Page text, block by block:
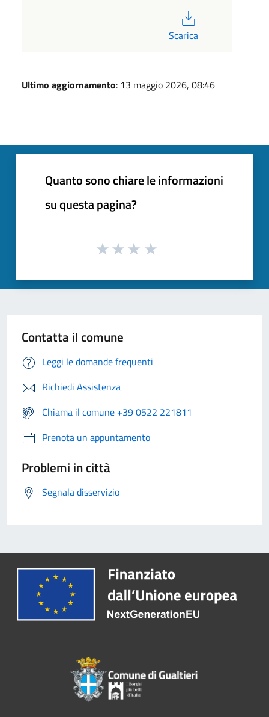
Scarica
Ultimo aggiornamento: 13 maggio 2026, 08:46
Quanto sono chiare le informazioni
su questa pagina?
Contatta il comune
Leggi le domande frequenti
Richiedi Assistenza
Chiama il comune +39 0522 221811
Prenota un appuntamento
Problemi in città
Segnala disservizio